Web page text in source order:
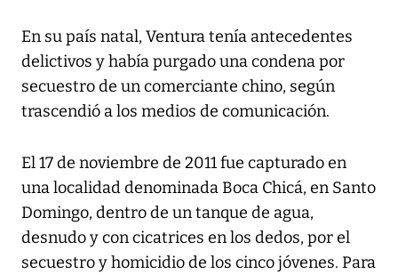
En su país natal, Ventura tenía antecedentes
delictivos y había purgado una condena por
secuestro de un comerciante chino, según
trascendió a los medios de comunicación.
El 17 de noviembre de 2011 fue capturado en
una localidad denominada Boca Chicá, en Santo
Domingo, dentro de un tanque de agua,
desnudo y con cicatrices en los dedos, por el
secuestro y homicidio de los cinco jóvenes. Para